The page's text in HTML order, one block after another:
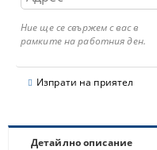
Ние ще се свържем с вас в
рамките на работния ден.
Изпрати на приятел
Детайлно описание